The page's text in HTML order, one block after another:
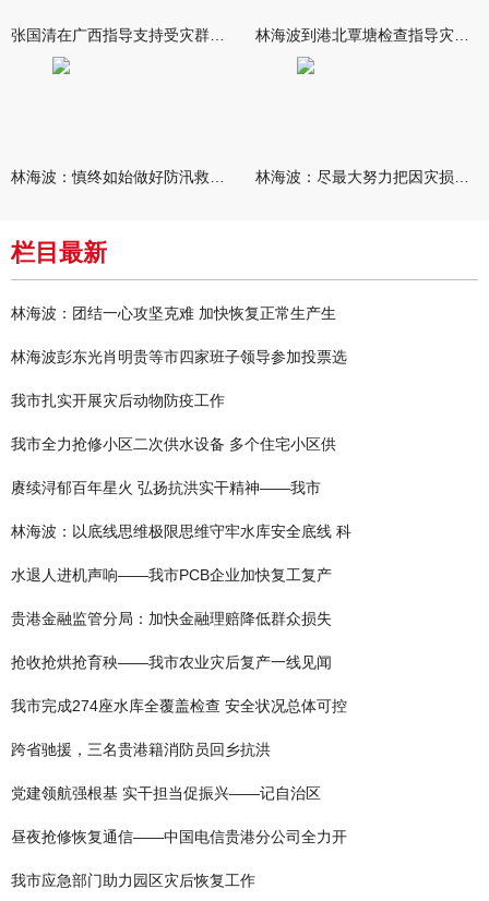
栏目最新
林海波：团结一心攻坚克难 加快恢复正常生产生
林海波彭东光肖明贵等市四家班子领导参加投票选
我市扎实开展灾后动物防疫工作
我市全力抢修小区二次供水设备 多个住宅小区供
赓续浔郁百年星火 弘扬抗洪实干精神——我市
林海波：以底线思维极限思维守牢水库安全底线 科
水退人进机声响——我市PCB企业加快复工复产
贵港金融监管分局：加快金融理赔降低群众损失
抢收抢烘抢育秧——我市农业灾后复产一线见闻
我市完成274座水库全覆盖检查 安全状况总体可控
跨省驰援，三名贵港籍消防员回乡抗洪
党建领航强根基 实干担当促振兴——记自治区
昼夜抢修恢复通信——中国电信贵港分公司全力开
我市应急部门助力园区灾后恢复工作